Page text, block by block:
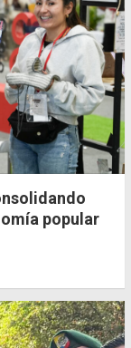
popular